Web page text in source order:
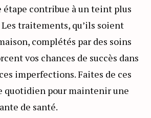
étape contribue à un teint plus
traitements, qu’ils soient
complétés par des soins
vos chances de succès dans
imperfections. Faites de ces
quotidien pour maintenir une
de santé.